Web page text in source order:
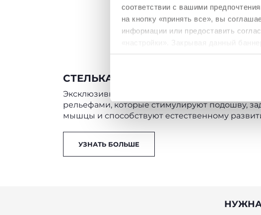
соответствии с вашими
на кнопку «принять все», вы
информации или предоставить
необходимы для запрашиваемой
Политика использования файлов
СТЕЛЬКА CHICCO NATURAL
Эксклюзивная запатентованная стелька:
рельефами, которые стимулируют подошву,
мышцы и способствуют естественному
УЗНАТЬ БОЛЬШЕ